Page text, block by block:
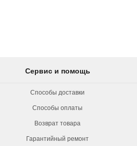
Сервис и помощь
Способы доставки
Способы оплаты
Возврат товара
Гарантийный ремонт